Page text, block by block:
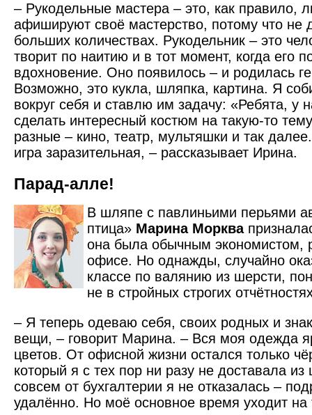
– Рукодельные мастера – это, как правило,
афишируют своё мастерство, потому что не
больших количествах. Рукодельник – это
творит по наитию и в тот момент, когда его
вдохновение. Оно появилось – и родилась
Возможно, это кукла, шляпка, картина. Я
вокруг себя и ставлю им задачу: «Ребята, у
сделать интересный костюм на такую-то
разные – кино, театр, мультяшки и так
игра заразительная, – рассказывает Ирина.
Парад-алле!
В шляпе с павлиньими перьями
птица» Марина Морква
она была обычным экономистом,
офисе. Но однажды, случайно
классе по валянию из шерсти,
не в стройных строгих
– Я теперь одеваю себя, своих родных и
вещи, – говорит Марина. – Вся моя одежда
цветов. От офисной жизни остался только
который я с тех пор ни разу не доставала
совсем от бухгалтерии я не отказалась –
удалённо. Но моё основное время уходит на